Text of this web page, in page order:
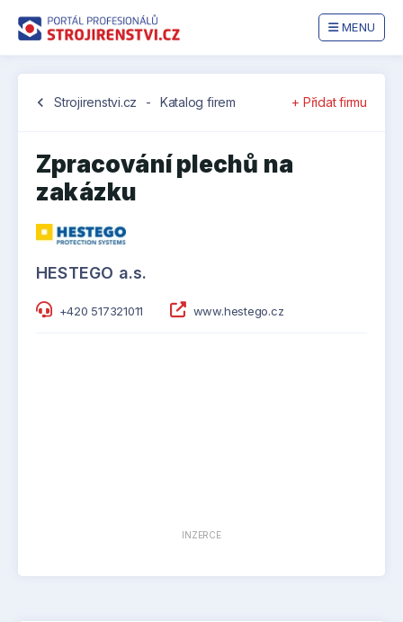
MENU
chevron_left Strojirenstvi.cz - Katalog firem + Přidat firmu
Zpracování plechů na
zakázku
HESTEGO a.s.
+420 517321011 www.hestego.cz
INZERCE